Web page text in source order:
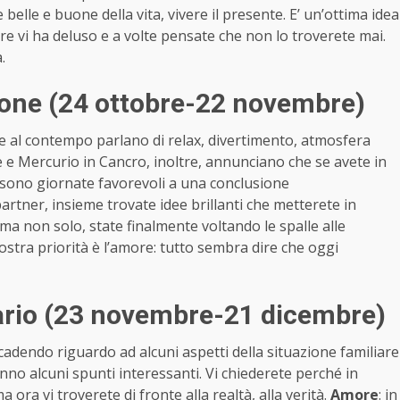
e buone della vita, vivere il presente. E’ un’ottima idea
vi ha deluso e a volte pensate che non lo troverete mai.
(24 ottobre-22 novembre)
al contempo parlano di relax, divertimento, atmosfera
Mercurio in Cancro, inoltre, annunciano che se avete in
giornate favorevoli a una conclusione
insieme trovate idee brillanti che metterete in
non solo, state finalmente voltando le spalle alle
priorità è l’amore: tutto sembra dire che oggi
(23 novembre-21 dicembre)
riguardo ad alcuni aspetti della situazione familiare
alcuni spunti interessanti. Vi chiederete perché in
ora vi troverete di fronte alla realtà, alla verità. Amore: in